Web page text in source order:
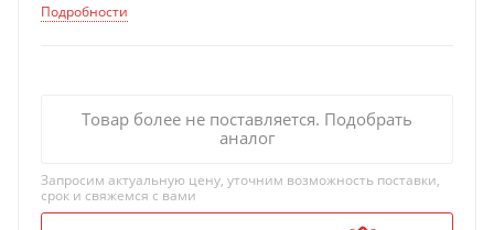
Подробности
Товар более не поставляется. Подобрать
аналог
Запросим актуальную цену, уточним возможность поставки,
срок и свяжемся с вами